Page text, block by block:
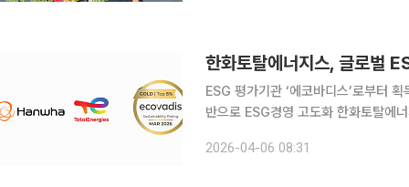
한화토탈에너지스, 글로벌
ESG 평가기관 ‘에코바디스’로부터
반으로 ESG경영 고도화 한화토탈에너지스는 글로벌 ESG 평가기관 에코바디스(EcoVadis)로부터
평가 기관으로, 전 세계 185개국 15만
2026-04-06 08:31